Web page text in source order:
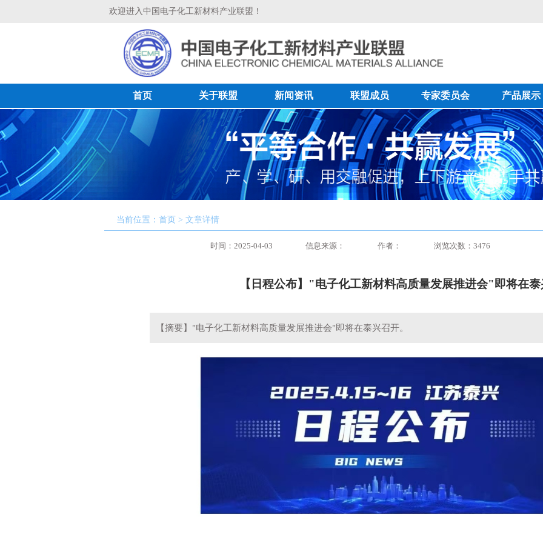
欢迎进入中国电子化工新材料产业联盟！
首页 关于联盟 新闻资讯 联盟成员 专家委员会 产品展示
当前位置：首页 > 文章详情
时间：2025-04-03 信息来源： 作者： 浏览次数：3476
【日程公布】"电子化工新材料高质量发展推进会"即将在
【摘要】"电子化工新材料高质量发展推进会"即将在泰兴召开。